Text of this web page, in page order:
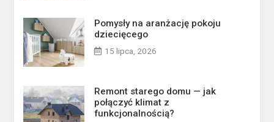
Pomysły na aranżację pokoju
dziecięcego
15 lipca, 2026
Remont starego domu — jak
połączyć klimat z
funkcjonalnością?